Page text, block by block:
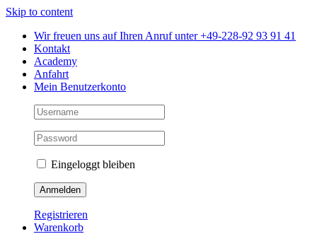
Skip to content
Wir freuen uns auf Ihren Anruf unter +49-228-92 93 91 41
Kontakt
Academy
Anfahrt
Mein Benutzerkonto
Eingeloggt bleiben
Registrieren
Warenkorb